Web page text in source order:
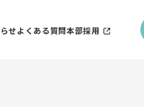
せよくある質問本部採用